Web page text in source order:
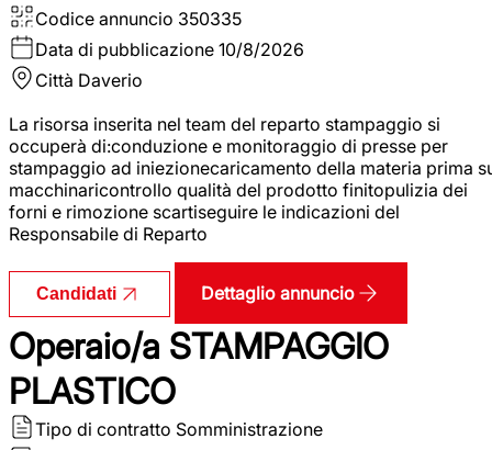
Codice annuncio 350335
Data di pubblicazione 10/8/2026
Città Daverio
La risorsa inserita nel team del reparto stampaggio si
occuperà di:conduzione e monitoraggio di presse per
stampaggio ad iniezionecaricamento della materia prima
macchinaricontrollo qualità del prodotto finitopulizia dei
forni e rimozione scartiseguire le indicazioni del
Responsabile di Reparto
Candidati Dettaglio annuncio
Operaio/a STAMPAGGIO
PLASTICO
Tipo di contratto Somministrazione